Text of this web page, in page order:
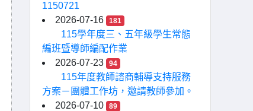
1150721
2026-07-16
181
115學年度三、五年級學生常態
編班暨導師編配作業
2026-07-23
94
115年度教師諮商輔導支持服務
方案－團體工作坊，邀請教師參加。
2026-07-10
89